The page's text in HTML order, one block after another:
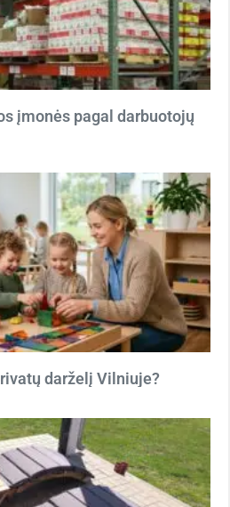
įmonės pagal darbuotojų
darželį Vilniuje?